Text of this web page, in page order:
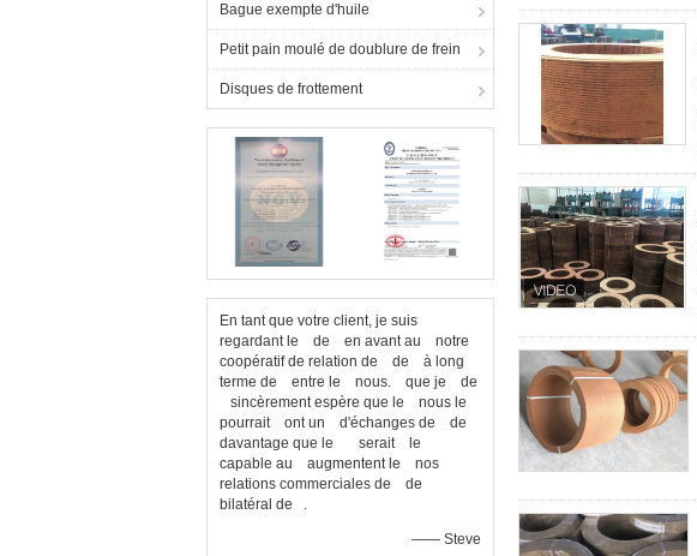
Bague exempte d'huile
Petit pain moulé de doublure de frein
Disques de frottement
En tant que votre client, je suis
regardant le de en avant au notre
coopératif de relation de de à long
terme de entre le nous. que je de
sincèrement espère que le nous le
pourrait ont un d'échanges de de
davantage que le serait le
capable au augmentent le nos
relations commerciales de de
bilatéral de .
—— Steve